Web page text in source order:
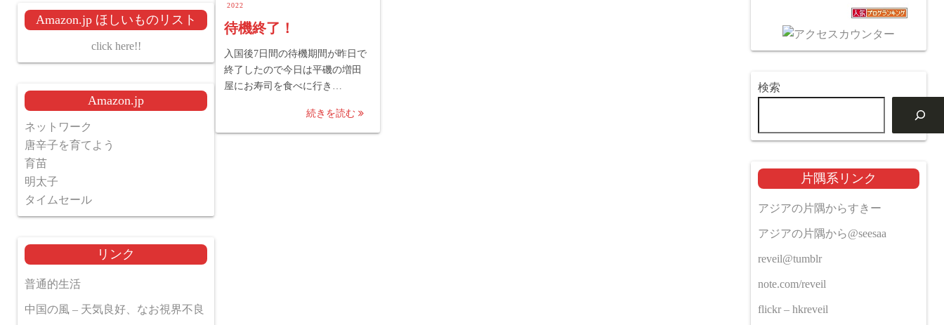
2022
待機終了！
入国後7日間の待機期間が昨日で
終了したので今日は平磯の増田
屋にお寿司を食べに行き…
続きを読む
Amazon.jp ほしいものリスト
click here!!
Amazon.jp
ネットワーク
唐辛子を育てよう
育苗
明太子
タイムセール
リンク
普通的生活
中国の風 – 天気良好、なお視界不良
検索
片隅系リンク
アジアの片隅からすきー
アジアの片隅から@seesaa
reveil@tumblr
note.com/reveil
flickr – hkreveil